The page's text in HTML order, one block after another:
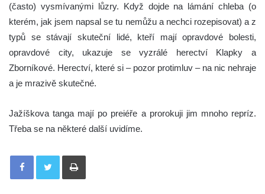
(často) vysmívanými lůzry. Když dojde na lámání chleba (o
kterém, jak jsem napsal se tu nemůžu a nechci rozepisovat) a z
typů se stávají skuteční lidé, kteří mají opravdové bolesti,
opravdové city, ukazuje se vyzrálé herectví Klapky a
Zborníkové. Herectví, které si – pozor protimluv – na nic nehraje
a je mrazivě skutečné.
Jažíškova tanga mají po preiéře a prorokuji jim mnoho repríz.
Třeba se na některé další uvidíme.
Tisknout